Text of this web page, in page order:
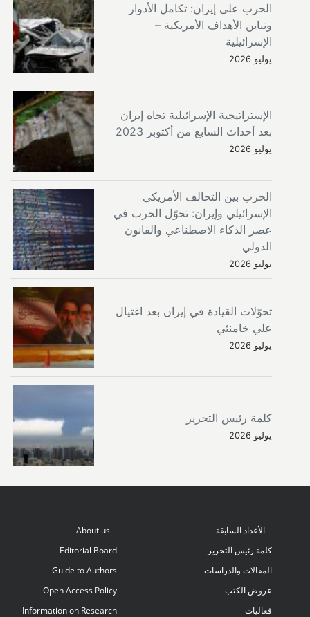
الحرب على إيران: تكامل الأدوار
وتباين الأهداف الأمريكية –
الإسرائيلية
يوليو 2026
الإستراتيجية الإسرائيلية تجاه إيران
بعد أحداث السابع من أكتوبر 2023
يوليو 2026
الحرب بين التحالف الأمريكي
الإسرائيلي وإيران: تحوّل الحرب في
عصر الذكاء الاصطناعي والقانون
الدولي
يوليو 2026
تحوّلات القيادة في إيران بعد اغتيال
علي خامنئي
يوليو 2026
كلمة رئيس التحرير
يوليو 2026
الأعداد السابقة
كلمة رئيس التحرير
المقالات والدراسات
عروض الكتب
فعاليات
About us
Editorial Board
Guide to Authors
Open Access Policy
Information on Research